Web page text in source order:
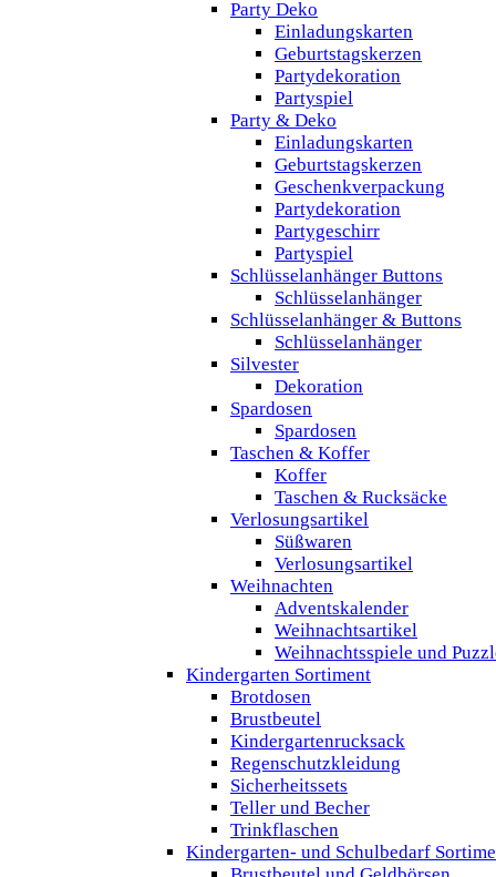
Party Deko
Einladungskarten
Geburtstagskerzen
Partydekoration
Partyspiel
Party & Deko
Einladungskarten
Geburtstagskerzen
Geschenkverpackung
Partydekoration
Partygeschirr
Partyspiel
Schlüsselanhänger Buttons
Schlüsselanhänger
Schlüsselanhänger & Buttons
Schlüsselanhänger
Silvester
Dekoration
Spardosen
Spardosen
Taschen & Koffer
Koffer
Taschen & Rucksäcke
Verlosungsartikel
Süßwaren
Verlosungsartikel
Weihnachten
Adventskalender
Weihnachtsartikel
Weihnachtsspiele und
Kindergarten Sortiment
Brotdosen
Brustbeutel
Kindergartenrucksack
Regenschutzkleidung
Sicherheitssets
Teller und Becher
Trinkflaschen
Kindergarten- und Schulbedarf